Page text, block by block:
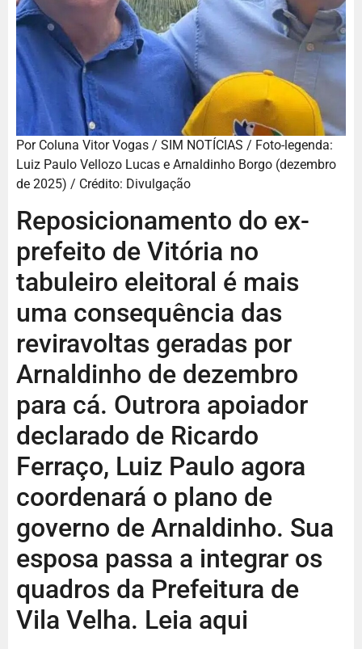
Por Coluna Vitor Vogas / SIM NOTÍCIAS / Foto-legenda:
Luiz Paulo Vellozo Lucas e Arnaldinho Borgo (dezembro
de 2025) / Crédito: Divulgação
Reposicionamento do ex-
prefeito de Vitória no
tabuleiro eleitoral é mais
uma consequência das
reviravoltas geradas por
Arnaldinho de dezembro
para cá. Outrora apoiador
declarado de Ricardo
Ferraço, Luiz Paulo agora
coordenará o plano de
governo de Arnaldinho. Sua
esposa passa a integrar os
quadros da Prefeitura de
Vila Velha. Leia aqui